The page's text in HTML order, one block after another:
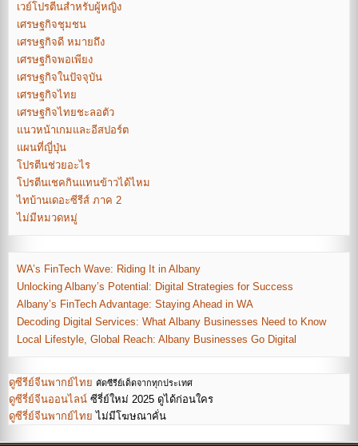
เวย์โปรตีนสำหรับผู้หญิง
เศรษฐกิจชุมชน
เศรษฐกิจดี หมายถึง
เศรษฐกิจพอเพียง
เศรษฐกิจในปัจจุบัน
เศรษฐกิจไทย
เศรษฐกิจไทยชะลอตัว
แนวหน้าเกมและอีสปอร์ต
แผนที่ญี่ปุ่น
โปรตีนช่วยอะไร
โปรตีนเชคกินแทนข้าวได้ไหม
ไทบ้านเดอะซีรีส์ ภาค 2
ไม่มีหมวดหมู่
WA’s FinTech Wave: Riding It in Albany
Unlocking Albany’s Potential: Digital Strategies for Success
Albany’s FinTech Advantage: Staying Ahead in WA
Decoding Digital Services: What Albany Businesses Need to Know
Local Lifestyle, Global Reach: Albany Businesses Go Digital
ดูซีรีย์จีนพากย์ไทย คัดซีรีย์เด็ดจากทุกประเทศ
ดูซีรี่ย์จีนออนไลน์ ซีรี่ย์ใหม่ 2025 ดูได้ก่อนใคร
ดูซีรี่ย์จีนพากย์ไทย ไม่มีโฆษณาคั่น